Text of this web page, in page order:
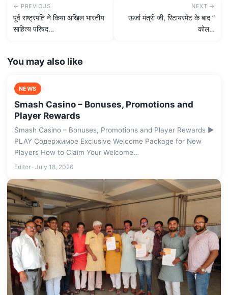
← PREVIOUS
पूर्व राष्ट्रपति ने किया अखिल भारतीय
साहित्य परिषद…
NEXT →
ऊर्जा मंत्री जी, रिटायरमेंट के बाद ”
कोल…
You may also like
NEWS
Smash Casino – Bonuses, Promotions and
Player Rewards
Smash Casino – Bonuses, Promotions and Player Rewards ▶️
PLAY Содержимое Exclusive Welcome Package for New
Players How to Claim Your Welcome…
Editor · July 18, 2026